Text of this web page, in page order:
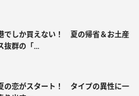
でしか買えない！ 夏の帰省＆お土産
抜群の「...
の恋がスタート！ タイプの異性に一